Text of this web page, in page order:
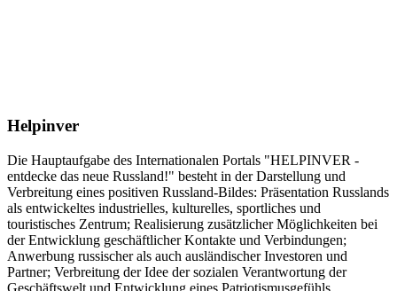
Helpinver
Die Hauptaufgabe des Internationalen Portals "HELPINVER -
entdecke das neue Russland!" besteht in der Darstellung und
Verbreitung eines positiven Russland-Bildes: Präsentation Russlands
als entwickeltes industrielles, kulturelles, sportliches und
touristisches Zentrum; Realisierung zusätzlicher Möglichkeiten bei
der Entwicklung geschäftlicher Kontakte und Verbindungen;
Anwerbung russischer als auch ausländischer Investoren und
Partner; Verbreitung der Idee der sozialen Verantwortung der